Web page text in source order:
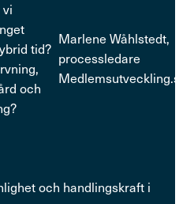
tid?
och
Marlene Wåhlstedt,
processledare
Medlemsutveckling.se
och handlingskraft i